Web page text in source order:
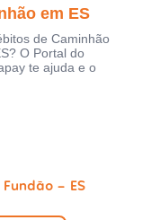
em ES
de Caminhão
O Portal do
te ajuda e o
- ES